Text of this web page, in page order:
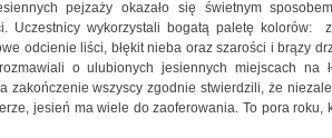
pejzaży okazało się świetnym
Uczestnicy wykorzystali bogatą paletę kolorów:
odcienie liści, błękit nieba oraz szarości i brązy
o ulubionych jesiennych miejscach na
zakończenie wszyscy zgodnie stwierdzili, że
jesień ma wiele do zaoferowania. To pora roku,